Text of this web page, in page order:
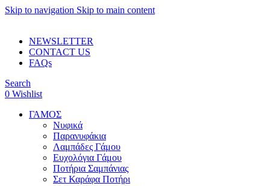
Skip to navigation Skip to main content
NEWSLETTER
CONTACT US
FAQs
Search
0 Wishlist
ΓΑΜΟΣ
Νυφικά
Παρανυφάκια
Λαμπάδες Γάμου
Ευχολόγια Γάμου
Ποτήρια Σαμπάνιας
Σετ Καράφα Ποτήρι